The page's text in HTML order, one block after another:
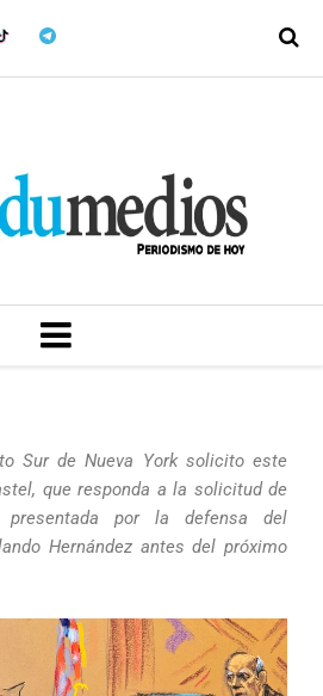
MENU
Sur de Nueva York solicito este
que responda a la solicitud de
por la defensa del
Hernández antes del próximo